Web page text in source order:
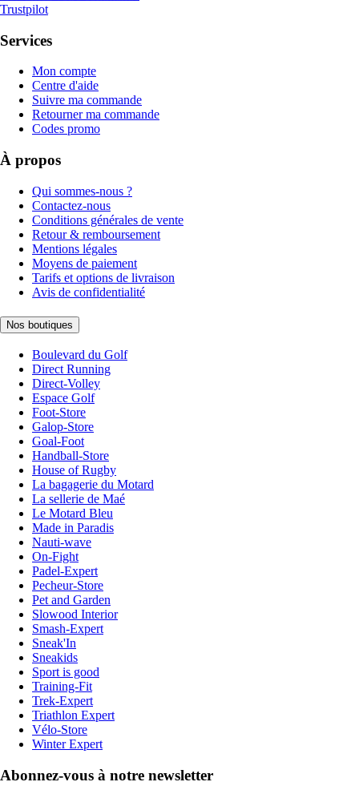
Trustpilot
Services
Mon compte
Centre d'aide
Suivre ma commande
Retourner ma commande
Codes promo
À propos
Qui sommes-nous ?
Contactez-nous
Conditions générales de vente
Retour & remboursement
Mentions légales
Moyens de paiement
Tarifs et options de livraison
Avis de confidentialité
Nos boutiques
Boulevard du Golf
Direct Running
Direct-Volley
Espace Golf
Foot-Store
Galop-Store
Goal-Foot
Handball-Store
House of Rugby
La bagagerie du Motard
La sellerie de Maé
Le Motard Bleu
Made in Paradis
Nauti-wave
On-Fight
Padel-Expert
Pecheur-Store
Pet and Garden
Slowood Interior
Smash-Expert
Sneak'In
Sneakids
Sport is good
Training-Fit
Trek-Expert
Triathlon Expert
Vélo-Store
Winter Expert
Abonnez-vous à notre newsletter